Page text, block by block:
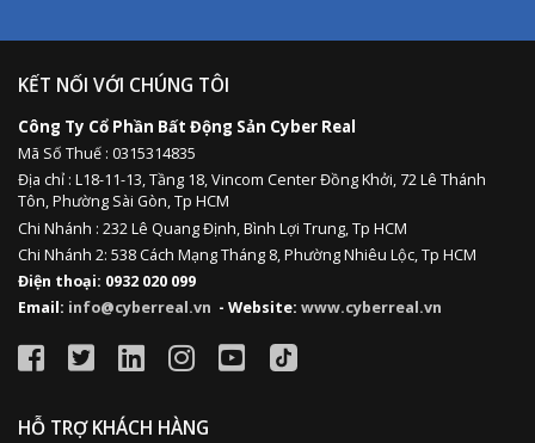
KẾT NỐI VỚI CHÚNG TÔI
Công Ty Cổ Phần Bất Động Sản Cyber Real
Mã Số Thuế : 0315314835
Địa chỉ : L18-11-13,Tầng 18, Vincom Center Đồng Khởi, 72 Lê Thánh
Tôn, Phường Sài Gòn, Tp HCM
Chi Nhánh : 232 Lê Quang Định,Bình Lợi Trung,Tp HCM
Chi Nhánh 2: 538 Cách Mạng Tháng 8, Phường Nhiêu Lộc, Tp HCM
Điện thoại: 0932 020 099
Email: info@cyberreal.vn - Website: www.cyberreal.vn
HỖ TRỢ KHÁCH HÀNG